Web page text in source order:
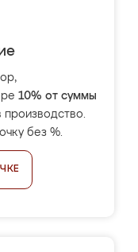
10% от суммы
производство.
без %.